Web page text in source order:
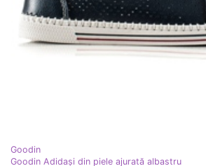
Goodin
Goodin Adidași din piele ajurată albastru